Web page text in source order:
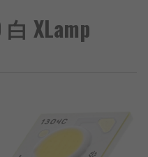
白 XLamp